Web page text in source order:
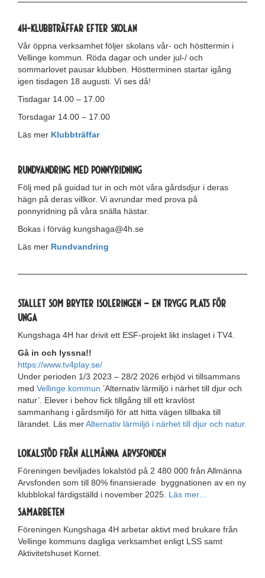
4H-Klubbträffar efter skolan
Vår öppna verksamhet följer skolans vår- och hösttermin i
Vellinge kommun. Röda dagar och under jul-/ och
sommarlovet pausar klubben. Höstterminen startar igång
igen tisdagen 18 augusti. Vi ses då!
Tisdagar 14.00 – 17.00
Torsdagar 14.00 – 17.00
Läs mer Klubbträffar
Rundvandring med ponnyridning
Följ med på guidad tur in och möt våra gårdsdjur i deras
hägn på deras villkor. Vi avrundar med prova på
ponnyridning på våra snälla hästar.
Bokas i förväg kungshaga@4h.se
Läs mer Rundvandring
Stallet som bryter isoleringen – en trygg plats för
unga
Kungshaga 4H har drivit ett ESF-projekt likt inslaget i TV4.
Gå in och lyssna!!
https://www.tv4play.se/
Under perioden 1/3 2023 – 28/2 2026 erbjöd vi tillsammans
med Vellinge kommun ’Alternativ lärmiljö i närhet till djur och
natur’. Elever i behov fick tillgång till ett kravlöst
sammanhang i gårdsmiljö för att hitta vägen tillbaka till
lärandet. Läs merAlternativ lärmiljö i närhet till djur och natur.
Lokalstöd från Allmänna Arvsfonden
Föreningen beviljades lokalstöd på 2 480 000 från Allmänna
Arvsfonden som till 80% finansierade byggnationen av en ny
klubblokal färdigställd i november 2025. Läs mer…
Samarbeten
Föreningen Kungshaga 4H arbetar aktivt med brukare från
Vellinge kommuns dagliga verksamhet enligt LSS samt
Aktivitetshuset Kornet.